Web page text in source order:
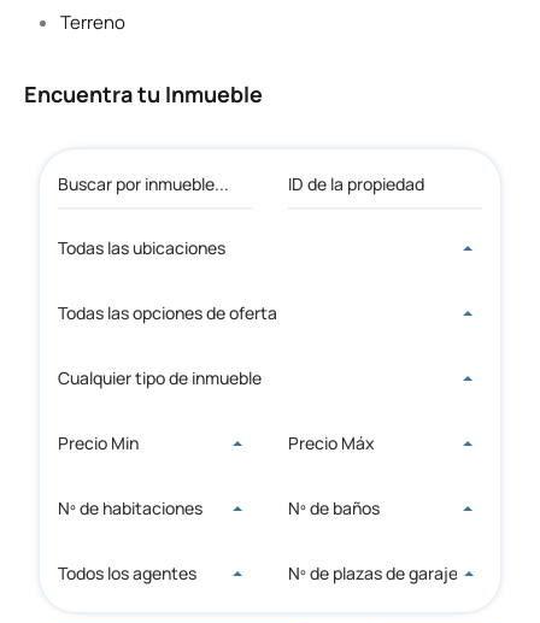
Terreno
Encuentra tu Inmueble
Todas las ubicaciones
Todas las opciones de oferta
Cualquier tipo de inmueble
Precio Min Precio Máx
Nº de habitaciones Nº de baños
Todos los agentes Nº de plazas de garaje